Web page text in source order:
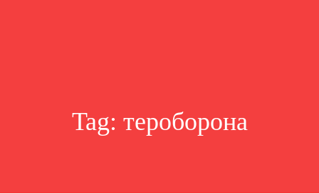
Tag: тероборона